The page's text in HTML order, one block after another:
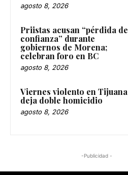
agosto 8, 2026
Priistas acusan “pérdida de
confianza” durante
gobiernos de Morena;
celebran foro en BC
agosto 8, 2026
Viernes violento en Tijuana
deja doble homicidio
agosto 8, 2026
-Publicidad -